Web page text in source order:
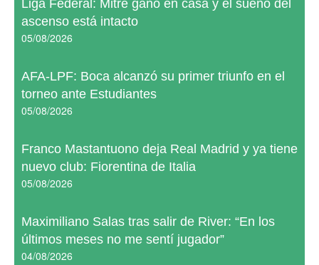
Liga Federal: Mitre ganó en casa y el sueño del
ascenso está intacto
05/08/2026
AFA-LPF: Boca alcanzó su primer triunfo en el
torneo ante Estudiantes
05/08/2026
Franco Mastantuono deja Real Madrid y ya tiene
nuevo club: Fiorentina de Italia
05/08/2026
Maximiliano Salas tras salir de River: “En los
últimos meses no me sentí jugador”
04/08/2026